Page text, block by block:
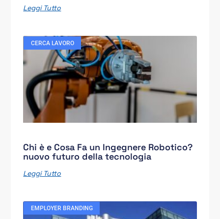
Leggi Tutto
CERCA LAVORO
Chi è e Cosa Fa un Ingegnere Robotico?
nuovo futuro della tecnologia
Leggi Tutto
EMPLOYER BRANDING